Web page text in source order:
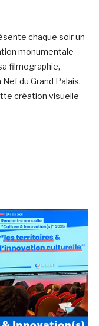
chaque soir un
monumentale
filmographie,
du Grand Palais.
création visuelle